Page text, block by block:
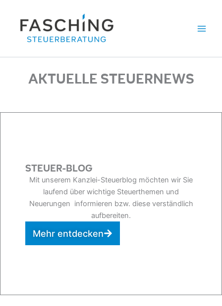
springen
AKTUELLE STEUERNEWS
STEUER-BLOG
Mit unserem Kanzlei-Steuerblog möchten wir Sie
laufend über wichtige Steuerthemen und
Neuerungen informieren bzw. diese verständlich
aufbereiten.
Mehr entdecken